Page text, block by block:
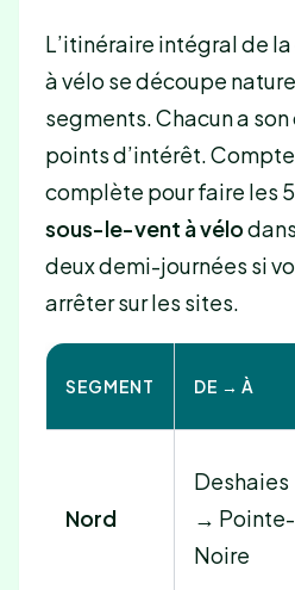
L’itinéraire intégral de
à vélo se découpe
segments. Chacun a
points d’intérêt.
complète pour faire les
sous-le-vent à vélo
deux demi-journées si
arrêter sur les sites.
SEGMENT DE → À
Nord
Deshaies
→ Pointe-
Noire